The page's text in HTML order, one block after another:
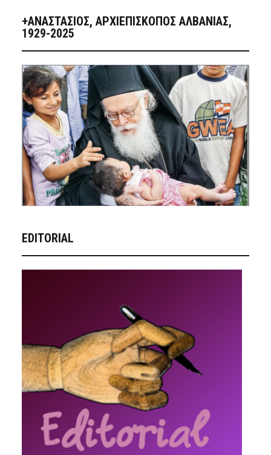
+ΑΝΑΣΤΆΣΙΟΣ, ΑΡΧΙΕΠΊΣΚΟΠΟΣ ΑΛΒΑΝΊΑΣ,
1929-2025
EDITORIAL